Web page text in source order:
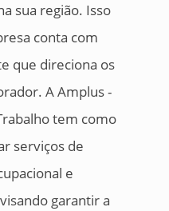
sua região. Isso
conta com
que direciona os
A Amplus -
tem como
serviços de
e
garantir a